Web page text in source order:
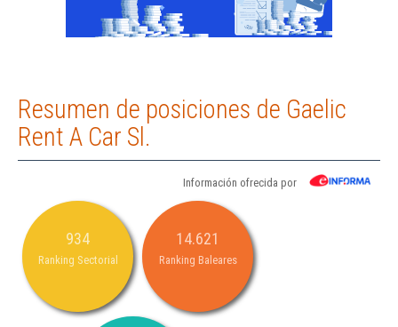
Resumen de posiciones de Gaelic
Rent A Car Sl.
Información ofrecida por
934
Ranking Sectorial
14.621
Ranking Baleares